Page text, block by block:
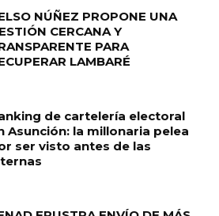
NÚÑEZ PROPONE UNA
CERCANA Y
PARA
LAMBARÉ
de cartelería electoral
Asunción: la millonaria pelea
ser visto antes de las